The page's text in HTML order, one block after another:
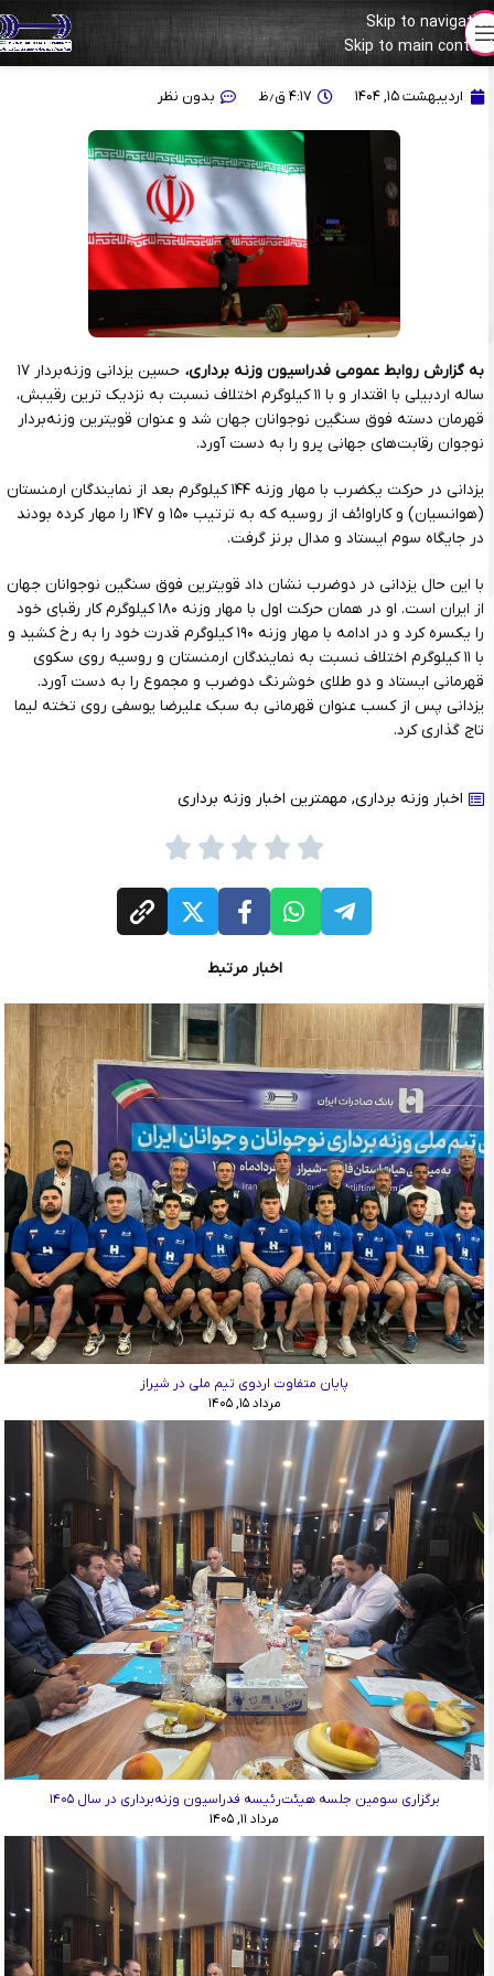
Skip to navigation
Skip to main content
حسین یزدانی قویترین نوجوان جهان شد/ تاج گذاری یک اردبیلی در لیما
اردیبهشت ۱۵, ۱۴۰۴ ۴:۱۷ ق٫ظ بدون نظر
به گزارش روابط عمومی فدراسیون وزنه برداری،
حسین یزدانی وزنه‌بردار ۱۷
ساله اردبیلی با اقتدار و با ۱۱ کیلوگرم اختلاف نسبت به نزدیک ترین رقیبش،
قهرمان دسته فوق سنگین نوجوانان جهان شد و عنوان قویترین وزنه‌بردار
نوجوان رقابت‌های جهانی پرو را به دست آورد.
یزدانی در حرکت یکضرب با مهار وزنه ۱۴۴ کیلوگرم بعد از نمایندگان ارمنستان
(هوانسیان) و کاراوائف از روسیه که به ترتیب ۱۵۰ و ۱۴۷ را مهار کرده بودند
در جایگاه سوم ایستاد و مدال برنز گرفت.
با این حال یزدانی در دوضرب نشان داد قویترین فوق سنگین نوجوانان جهان
از ایران است. او در همان حرکت اول با مهار وزنه ۱۸۰ کیلوگرم کار رقبای خود
را یکسره کرد و در ادامه با مهار وزنه ۱۹۰ کیلوگرم قدرت خود را به رخ کشید و
با ۱۱ کیلوگرم اختلاف نسبت به نمایندگان ارمنستان و روسیه روی سکوی
قهرمانی ایستاد و دو طلای خوشرنگ دوضرب و مجموع را به دست آورد.
یزدانی پس از کسب عنوان قهرمانی به سبک علیرضا یوسفی روی تخته لیما
تاج گذاری کرد.
اخبار وزنه برداری, مهمترین اخبار وزنه برداری
اخبار مرتبط
پایان متفاوت اردوی تیم ملی در شیراز
مرداد ۱۵, ۱۴۰۵
برگزاری سومین جلسه هیئت‌رئیسه فدراسیون وزنه‌برداری در سال ۱۴۰۵
مرداد ۱۱, ۱۴۰۵